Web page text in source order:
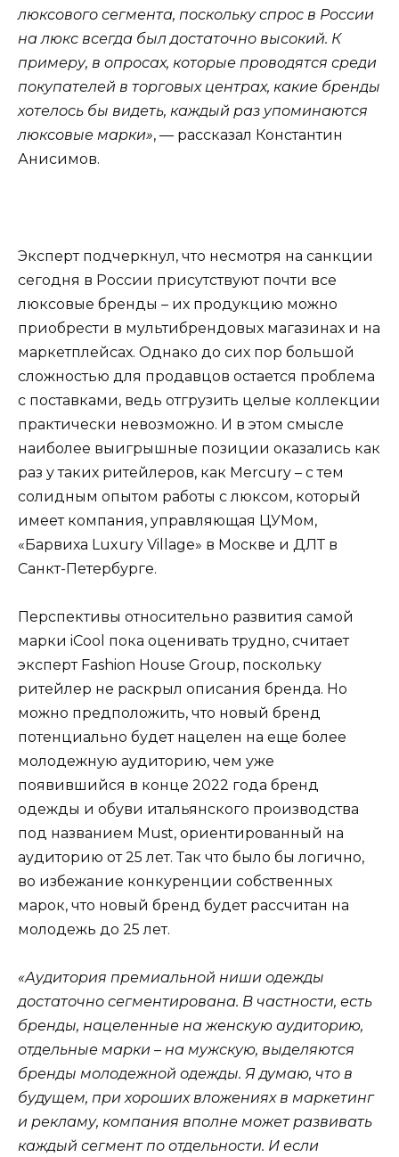
люксового сегмента, поскольку спрос в России
на люкс всегда был достаточно высокий. К
примеру, в опросах, которые проводятся среди
покупателей в торговых центрах, какие бренды
хотелось бы видеть, каждый раз упоминаются
люксовые марки», — рассказал Константин
Анисимов.
Эксперт подчеркнул, что несмотря на санкции
сегодня в России присутствуют почти все
люксовые бренды – их продукцию можно
приобрести в мультибрендовых магазинах и на
маркетплейсах. Однако до сих пор большой
сложностью для продавцов остается проблема
с поставками, ведь отгрузить целые коллекции
практически невозможно. И в этом смысле
наиболее выигрышные позиции оказались как
раз у таких ритейлеров, как Mercury – с тем
солидным опытом работы с люксом, который
имеет компания, управляющая ЦУМом,
«Барвиха Luxury Village» в Москве и ДЛТ в
Санкт-Петербурге.
Перспективы относительно развития самой
марки iCool пока оценивать трудно, считает
эксперт Fashion House Group, поскольку
ритейлер не раскрыл описания бренда. Но
можно предположить, что новый бренд
потенциально будет нацелен на еще более
молодежную аудиторию, чем уже
появившийся в конце 2022 года бренд
одежды и обуви итальянского производства
под названием Must, ориентированный на
аудиторию от 25 лет. Так что было бы логично,
во избежание конкуренции собственных
марок, что новый бренд будет рассчитан на
молодежь до 25 лет.
«Аудитория премиальной ниши одежды
достаточно сегментирована. В частности, есть
бренды, нацеленные на женскую аудиторию,
отдельные марки – на мужскую, выделяются
бренды молодежной одежды. Я думаю, что в
будущем, при хороших вложениях в маркетинг
и рекламу, компания вполне может развивать
каждый сегмент по отдельности. И если